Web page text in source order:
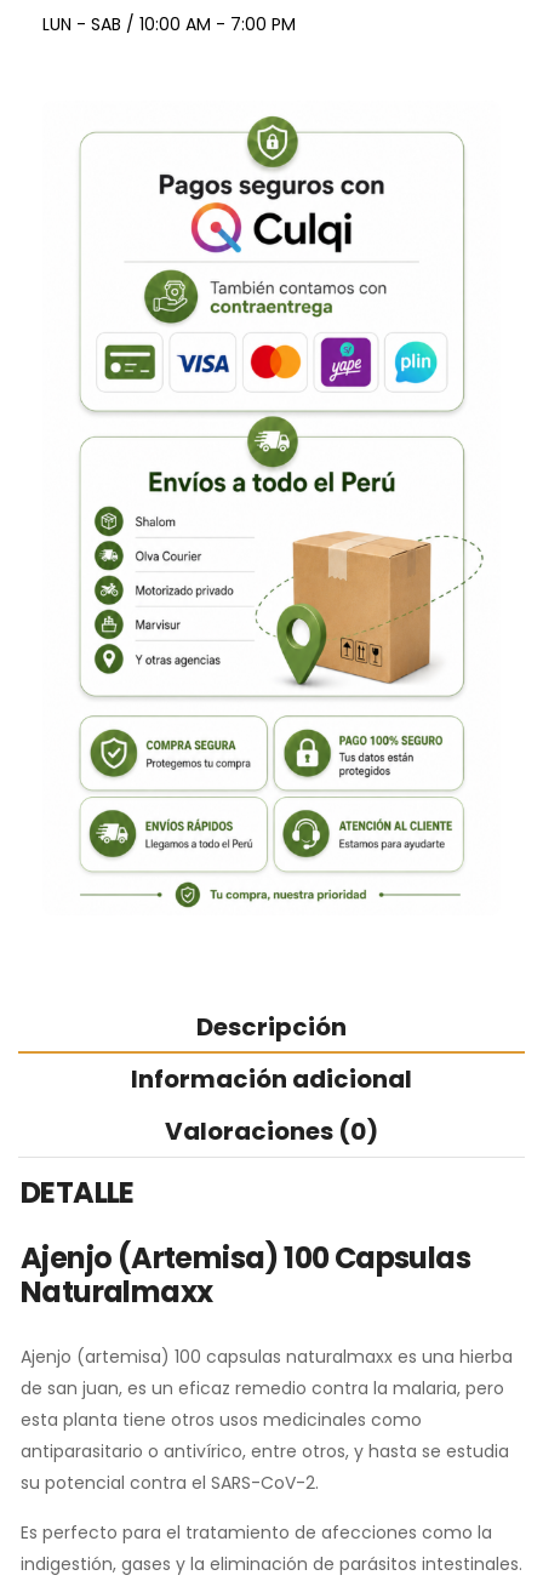
LUN - SAB / 10:00 AM - 7:00 PM
Descripción
Información adicional
Valoraciones (0)
DETALLE
Ajenjo (artemisa) 100 Capsulas
Naturalmaxx
Ajenjo (artemisa) 100 capsulas naturalmaxx es una hierba
de san juan, es un eficaz remedio contra la malaria, pero
esta planta tiene otros usos medicinales como
antiparasitario o antivírico, entre otros, y hasta se estudia
su potencial contra el SARS-CoV-2.
Es perfecto para el tratamiento de afecciones como la
indigestión, gases y la eliminación de parásitos intestinales.